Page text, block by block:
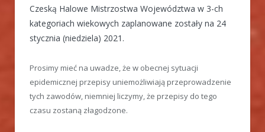
Czeską Halowe Mistrzostwa Województwa w 3-ch
kategoriach wiekowych zaplanowane zostały na 24
stycznia (niedziela) 2021.
Prosimy mieć na uwadze, że w obecnej sytuacji
epidemicznej przepisy uniemożliwiają przeprowadzenie
tych zawodów, niemniej liczymy, że przepisy do tego
czasu zostaną złagodzone.